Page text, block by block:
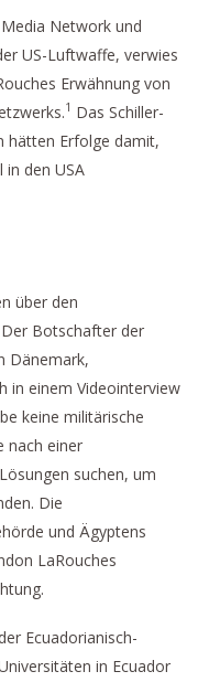
Network und
US-Luftwaffe, verwies
Erwähnung von
1 Das Schiller-
hätten Erfolge damit,
den USA
über den
Botschafter der
Dänemark,
in einem Videointerview
keine militärische
nach einer
suchen, um
Die
und Ägyptens
LaRouches
Ecuadorianisch-
in Ecuador